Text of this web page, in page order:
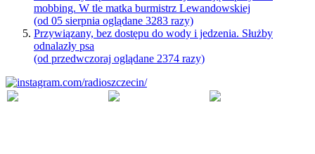
mobbing. W tle matka burmistrz Lewandowskiej
(od 05 sierpnia oglądane 3283 razy)
Przywiązany, bez dostępu do wody i jedzenia. Służby
odnalazły psa
(od przedwczoraj oglądane 2374 razy)